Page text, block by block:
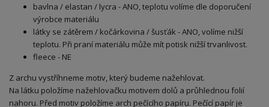
bavlna / elastan / lycra - ANO, teplotu volíme dle doporučení
výrobce materiálu
látky se zátěrem / kočárkovina / šusťák - ANO, volíme nižší
teplotu. Při praní materiálu může mít potisk nižší trvanlivost.
fleece - NE
Z archu vystříhneme motiv, který budeme nažehlovat.
Na látku položíme nažehlovačku motivem dolů a průhlednou folií
nahoru. Před motiv položíme arch pečícího papíru. Pečící papír je